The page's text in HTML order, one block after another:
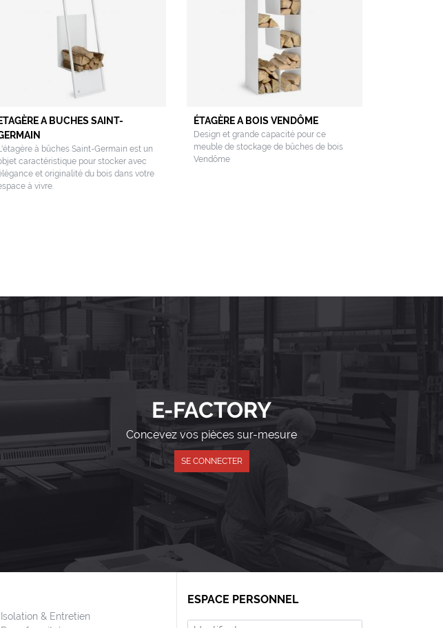
ETAGÈRE A BUCHES SAINT-
à bûches Saint-Germain est un
caractéristique pour stocker avec
et originalité du bois dans votre
à vivre.
ÉTAGÈRE A BOIS VENDÔME
Design et grande capacité pour ce
meuble de stockage de bûches de bois
Vendôme
E-FACTORY
Concevez vos pièces sur-mesure
SE CONNECTER
Isolation & Entretien
ESPACE PERSONNEL